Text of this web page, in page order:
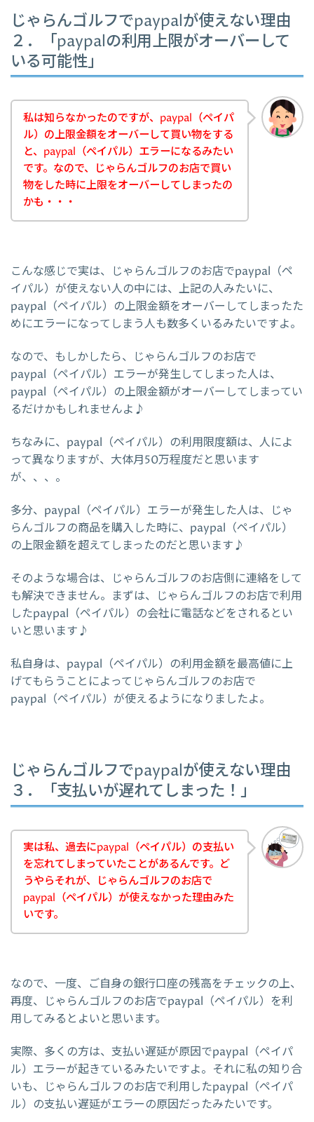
じゃらんゴルフでpaypalが使えない理由
２．「paypalの利用上限がオーバーして
いる可能性」
私は知らなかったのですが、paypal（ペイパ
ル）の上限金額をオーバーして買い物をする
と、paypal（ペイパル）エラーになるみたい
です。なので、じゃらんゴルフのお店で買い
物をした時に上限をオーバーしてしまったの
かも・・・
こんな感じで実は、じゃらんゴルフのお店でpaypal（ペ
イパル）が使えない人の中には、上記の人みたいに、
paypal（ペイパル）の上限金額をオーバーしてしまったた
めにエラーになってしまう人も数多くいるみたいですよ。
なので、もしかしたら、じゃらんゴルフのお店で
paypal（ペイパル）エラーが発生してしまった人は、
paypal（ペイパル）の上限金額がオーバーしてしまってい
るだけかもしれませんよ♪
ちなみに、paypal（ペイパル）の利用限度額は、人によ
って異なりますが、大体月50万程度だと思います
が、、、。
多分、paypal（ペイパル）エラーが発生した人は、じゃ
らんゴルフの商品を購入した時に、paypal（ペイパル）
の上限金額を超えてしまったのだと思います♪
そのような場合は、じゃらんゴルフのお店側に連絡をして
も解決できません。まずは、じゃらんゴルフのお店で利用
したpaypal（ペイパル）の会社に電話などをされるとい
いと思います♪
私自身は、paypal（ペイパル）の利用金額を最高値に上
げてもらうことによってじゃらんゴルフのお店で
paypal（ペイパル）が使えるようになりましたよ。
じゃらんゴルフでpaypalが使えない理由
３．「支払いが遅れてしまった！」
実は私、過去にpaypal（ペイパル）の支払い
を忘れてしまっていたことがあるんです。ど
うやらそれが、じゃらんゴルフのお店で
paypal（ペイパル）が使えなかった理由みた
いです。
なので、一度、ご自身の銀行口座の残高をチェックの上、
再度、じゃらんゴルフのお店でpaypal（ペイパル）を利
用してみるとよいと思います。
実際、多くの方は、支払い遅延が原因でpaypal（ペイパ
ル）エラーが起きているみたいですよ。それに私の知り合
いも、じゃらんゴルフのお店で利用したpaypal（ペイパ
ル）の支払い遅延がエラーの原因だったみたいです。